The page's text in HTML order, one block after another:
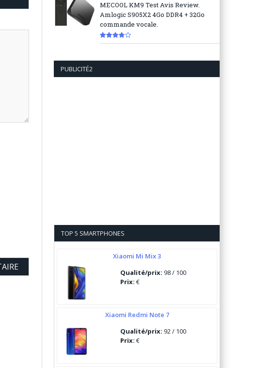
MECOOL KM9 Test Avis Review.
Amlogic S905X2 4Go DDR4 + 32Go
commande vocale.
PUBLICITÉ2
TOP 5 SMARTPHONES
Xiaomi Mi Mix 3
Qualité/prix:98 / 100
Prix:€
Xiaomi Redmi Note 7
Qualité/prix:92 / 100
Prix:€